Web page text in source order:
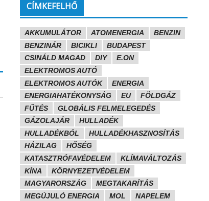
CÍMKEFELHŐ
AKKUMULÁTOR ATOMENERGIA
BENZIN
BENZINÁR
BICIKLI
BUDAPEST
CSINÁLD MAGAD
DIY
E.ON
ELEKTROMOS AUTÓ
ELEKTROMOS AUTÓK
ENERGIA
ENERGIAHATÉKONYSÁG
EU
FÖLDGÁZ
FŰTÉS
GLOBÁLIS FELMELEGEDÉS
GÁZOLAJÁR
HULLADÉK
HULLADÉKBÓL
HULLADÉKHASZNOSÍTÁS
HÁZILAG
HŐSÉG
KATASZTRÓFAVÉDELEM
KLÍMAVÁLTOZÁS
KÍNA
KÖRNYEZETVÉDELEM
MAGYARORSZÁG
MEGTAKARÍTÁS
MEGÚJULÓ ENERGIA
MOL
NAPELEM